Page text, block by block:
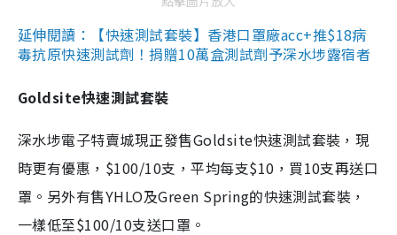
延伸閱讀：【快速測試套裝】香港口罩廠acc+推$18病
毒抗原快速測試劑！捐贈10萬盒測試劑予深水埗露宿者
Goldsite快速測試套裝
深水埗電子特賣城現正發售Goldsite快速測試套裝，現
時更有優惠，$100/10支，平均每支$10，買10支再送口
罩。另外有售YHLO及Green Spring的快速測試套裝，
一樣低至$100/10支送口罩。